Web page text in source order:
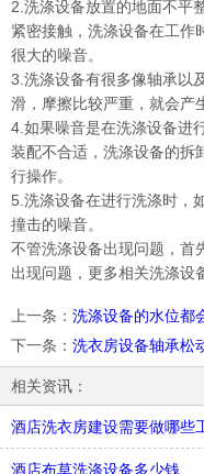
2.洗涤设备放置的地面不平
紧密接触，洗涤设备在工作
很大的噪音。
3.洗涤设备有很多像轴承以
滑，摩擦比较严重，就会产
4.如果噪音是在洗涤设备进
装配不合适，洗涤设备的拆
行操作。
5.洗涤设备在进行洗涤时，
撞击的噪音。
不管洗涤设备出现问题，首
出现问题，更多相关洗涤设
上一条 ： 洗涤设备的水位都
下一条 ： 洗衣房设备轴承松
相关资讯：
酒店洗衣房建设需要做哪些
酒店布草洗涤设备多少钱